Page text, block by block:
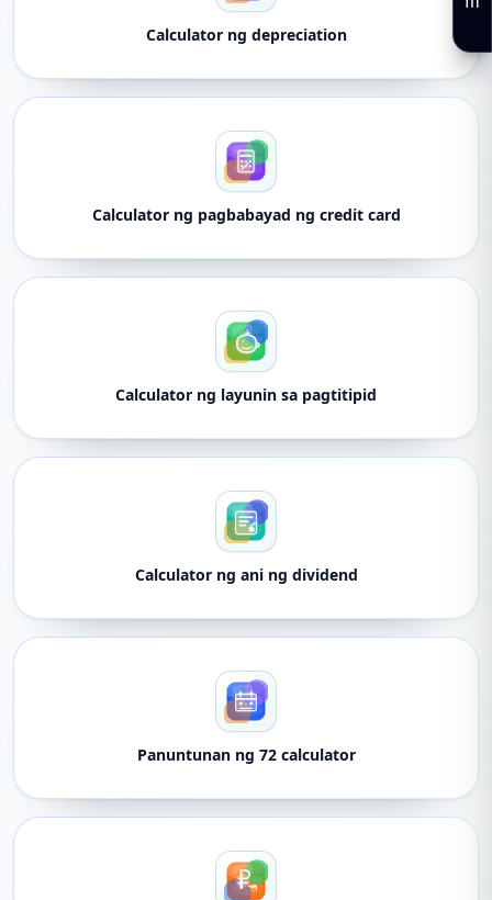
Calculator ng depreciation
Calculator ng pagbabayad ng credit card
Calculator ng layunin sa pagtitipid
Calculator ng ani ng dividend
Panuntunan ng 72 calculator